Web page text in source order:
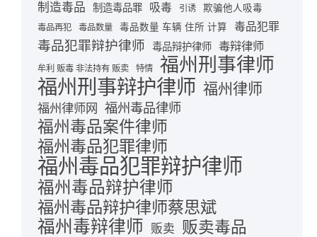
制造毒品 制造毒品罪 吸毒 引诱 欺骗他人吸毒
毒品再犯 毒品数量 毒品数量 车辆 住所 计算 毒品犯罪
毒品犯罪辩护律师 毒品辩护律师 毒辩律师
牟利 贩毒 非法持有 贩卖 特情 福州刑事律师
福州刑事辩护律师 福州律师
福州律师网 福州毒品律师
福州毒品案件律师
福州毒品犯罪律师
福州毒品犯罪辩护律师
福州毒品辩护律师
福州毒品辩护律师蔡思斌
福州毒辩律师 贩卖 贩卖毒品